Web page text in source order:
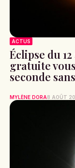
ACTUS
Éclipse du
gratuite
seconde
MYLÈNE DORA8 AOÛT